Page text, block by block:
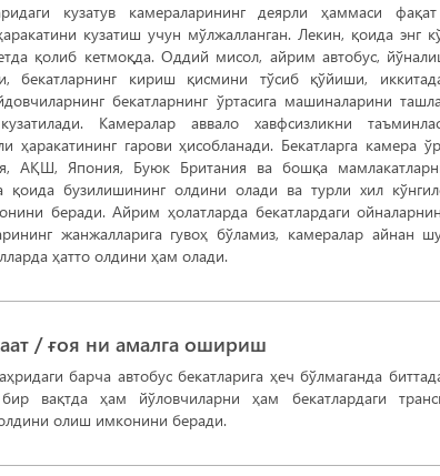
кузатув камераларининг деярли ҳаммаси
кузатиш учун мўлжалланган. Лекин, қоида энг
қолиб кетмоқда. Оддий мисол, айрим автобус,
бекатларнинг кириш қисмини тўсиб қўйиши,
бекатларнинг ўртасига машиналарини
Камералар аввало хавфсизликни
ҳаракатининг гарови ҳисобланади. Бекатларга камера
АҚШ, Япония, Буюк Британия ва бошқа
қоида бузилишининг олдини олади ва турли хил
беради. Айрим ҳолатларда бекатлардаги
жанжалларига гувоҳ бўламиз, камералар айнан
ҳатто олдини ҳам олади.
/ ғоя ни амалга ошириш
барча автобус бекатларига ҳеч бўлмаганда
вақтда ҳам йўловчиларни ҳам бекатлардаги
олиш имконини беради.